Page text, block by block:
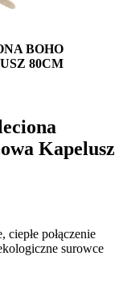
BOHO
80CM
Kapelusz
połączenie
surowce